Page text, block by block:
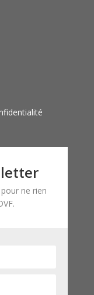
ne rien